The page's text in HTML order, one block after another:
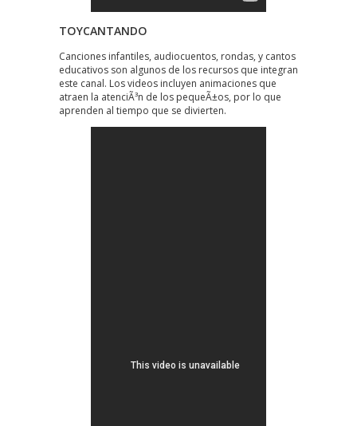
TOYCANTANDO
Canciones infantiles, audiocuentos, rondas, y cantos
educativos son algunos de los recursos que integran
este canal. Los videos incluyen animaciones que
atraen la atenciÃ³n de los pequeÃ±os, por lo que
aprenden al tiempo que se divierten.